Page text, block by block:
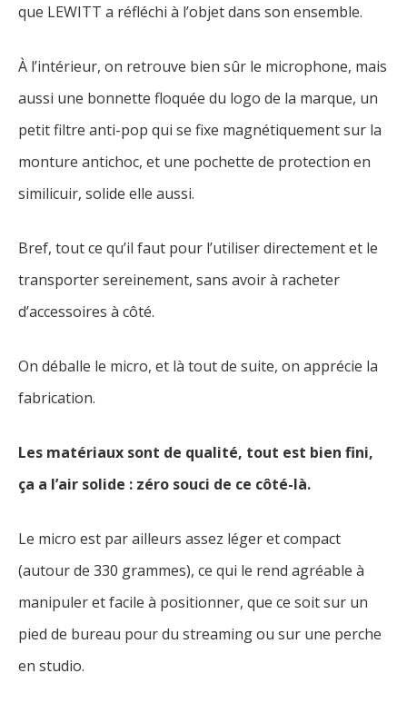
que LEWITT a réfléchi à l’objet dans son ensemble.
À l’intérieur, on retrouve bien sûr le microphone, mais
aussi une bonnette floquée du logo de la marque, un
petit filtre anti-pop qui se fixe magnétiquement sur la
monture antichoc, et une pochette de protection en
similicuir, solide elle aussi.
Bref, tout ce qu’il faut pour l’utiliser directement et le
transporter sereinement, sans avoir à racheter
d’accessoires à côté.
On déballe le micro, et là tout de suite, on apprécie la
fabrication.
Les matériaux sont de qualité, tout est bien fini,
ça a l’air solide : zéro souci de ce côté-là.
Le micro est par ailleurs assez léger et compact
(autour de 330 grammes), ce qui le rend agréable à
manipuler et facile à positionner, que ce soit sur un
pied de bureau pour du streaming ou sur une perche
en studio.